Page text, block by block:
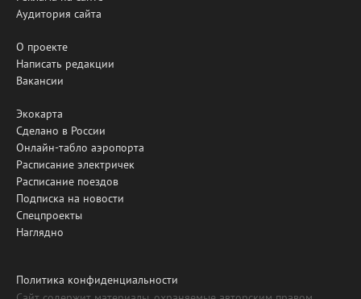
Аудитория сайта
О проекте
Написать редакции
Вакансии
Экокарта
Сделано в России
Онлайн-табло аэропорта
Расписание электричек
Расписание поездов
Подписка на новости
Спецпроекты
Наглядно
Политика конфиденциальности